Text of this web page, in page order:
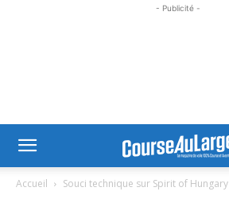
- Publicité -
Accueil Souci technique sur Spirit of Hungary